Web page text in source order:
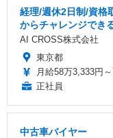
経理/週休2日制/資格
からチャレンジでき
AI CROSS株式会社
東京都
月給58万3,333円
正社員
中古車バイヤー